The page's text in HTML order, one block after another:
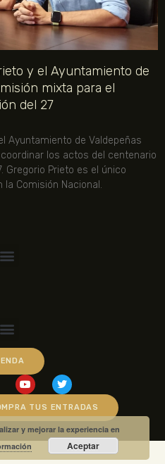
y el Ayuntamiento de
mixta para el
del 27
Ayuntamiento de Valdepeñas
los actos del centenario
Gregorio Prieto es el único
Comisión Nacional.
TUS ENTRADAS
y mejorar la experiencia en
Aceptar